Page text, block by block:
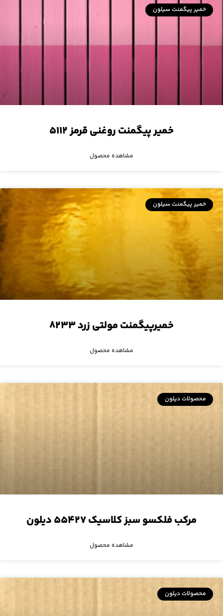
خمیر پیگمنت سیلون
خمیر پیگمنت روغنی قرمز ۵۱۱۲
مشاهده محصول
خمیر پیگمنت سیلون
خمیرپیگمنت مولتی زرد ۸۲۳۳
مشاهده محصول
محصولات دیلون
مرکب فلکسو سبز کلاسیک ۵۵۴۲۷ دیلون
مشاهده محصول
محصولات دیلون